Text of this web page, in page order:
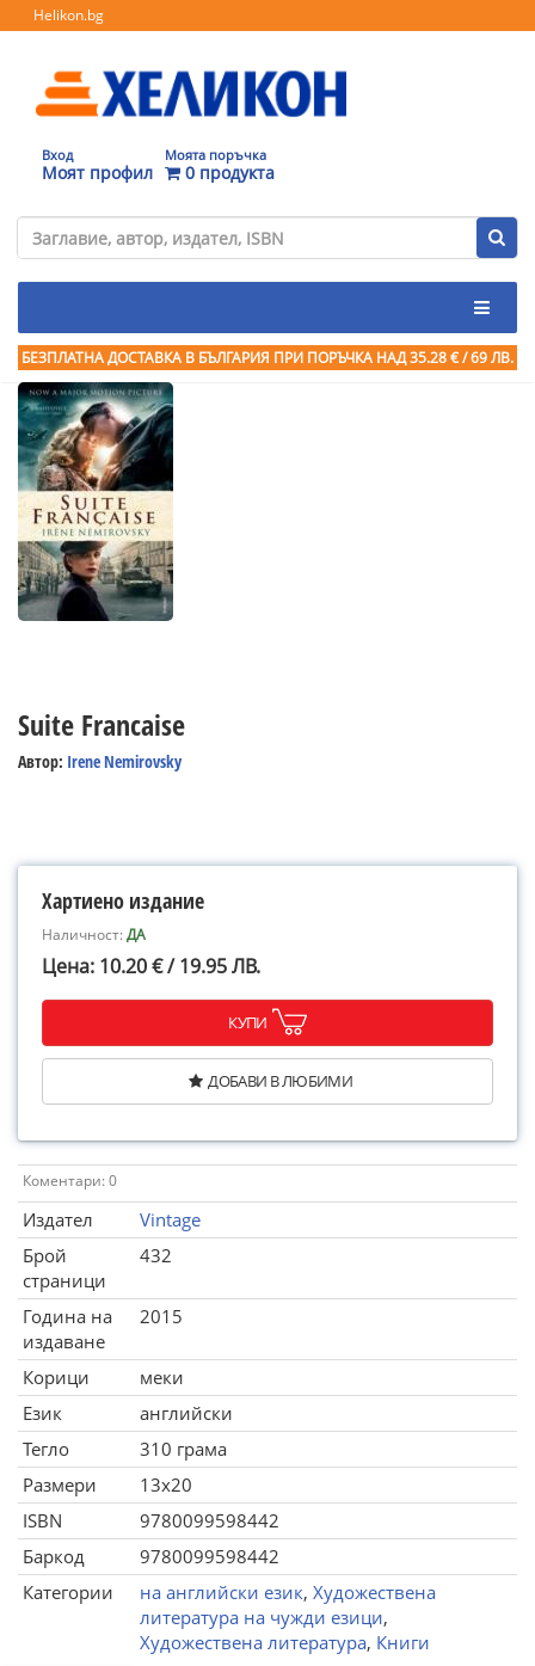
Helikon.bg
Вход
Моят профил
Моята поръчка
0 продукта
БЕЗПЛАТНА ДОСТАВКА В БЪЛГАРИЯ ПРИ ПОРЪЧКА НАД 35.28 € / 69 ЛВ.
Suite Francaise
Автор: Irene Nemirovsky
Хартиено издание
Наличност:ДА
Цена: 10.20 € / 19.95 ЛВ.
КУПИ
ДОБАВИ В ЛЮБИМИ
Коментари: 0
Издател
Vintage
Брой
страници
432
Година на
издаване
2015
Корици
меки
Език
английски
Тегло
310 грама
Размери
13x20
ISBN
9780099598442
Баркод
9780099598442
Категории
на английски език, Художествена
литература на чужди езици,
Художествена литература, Книги